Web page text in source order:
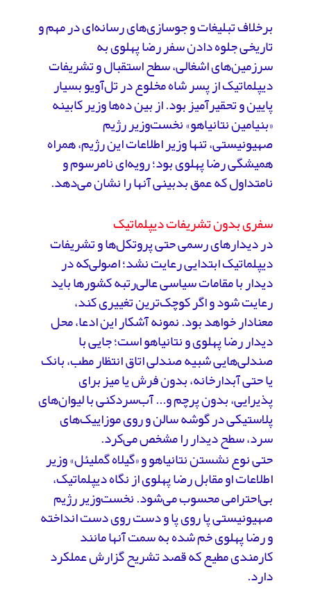
برخلاف تبلیغات و جوسازی‌های رسانه‌ای در مهم و
تاریخی جلوه دادن سفر رضا پهلوی به
سرزمین‌های اشغالی، سطح استقبال و تشریفات
دیپلماتیک از پسر شاه مخلوع در تل‌آویو بسیار
پایین و تحقیرآمیز بود. از بین ده‌ها وزیر کابینه
«بنیامین نتانیاهو» نخست‌وزیر رژیم
صهیونیستی، تنها وزیر اطلاعات این رژیم، همراه
همیشگی رضا پهلوی بود؛ رویه‌ای نامرسوم و
نامتداول که عمق بدبینی آنها را نشان می‌دهد.
سفری بدون تشریفات دیپلماتیک
در دیدارهای رسمی حتی پروتکل‌ها و تشریفات
دیپلماتیک ابتدایی رعایت نشد؛ اصولی‌که در
دیدار با مقامات سیاسی عالی‌رتبه کشورها باید
رعایت شود و اگر کوچک‌ترین تغییری کند،
معنادار خواهد بود. نمونه آشکار این ادعا، محل
دیدار رضا پهلوی و نتانیاهو است؛ جایی با
صندلی‌هایی شبیه صندلی اتاق انتظار مطب، بانک
یا حتی آبدارخانه، بدون فرش یا میز برای
پذیرایی، بدون پرچم و... آب‌سردکنی با لیوان‌های
پلاستیکی در گوشه سالن و روی موزاییک‌های
سرد، سطح دیدار را مشخص می‌کرد.
حتی نوع نشستن نتانیاهو و «گیلاه گملیئل» وزیر
اطلاعات او مقابل رضا پهلوی از نگاه دیپلماتیک،
بی‌احترامی محسوب می‌شود. نخست‌وزیر رژیم
صهیونیستی پا روی پا و دست روی دست انداخته
و رضا پهلوی خم شده به سمت آنها مانند
کارمندی مطیع که قصد تشریح گزارش عملکرد
دارد.